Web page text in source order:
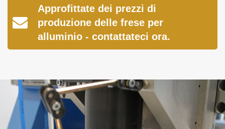
Approfittate dei prezzi di
produzione delle frese per
alluminio - contattateci ora.